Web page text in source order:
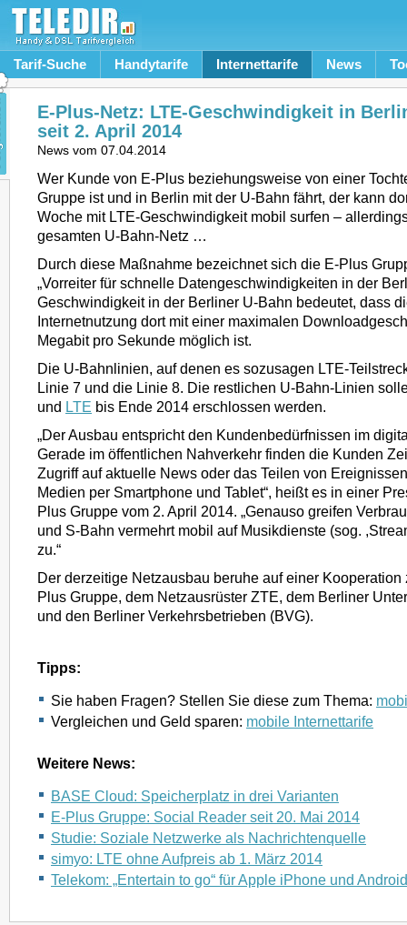
Tarif-Suche Handytarife Internettarife News
E-Plus-Netz: LTE-Geschwindigkeit in
seit 2. April 2014
News vom 07.04.2014
Wer Kunde von E-Plus beziehungsweise von einer
Gruppe ist und in Berlin mit der U-Bahn fährt, der kann
Woche mit LTE-Geschwindigkeit mobil surfen –
gesamten U-Bahn-Netz …
Durch diese Maßnahme bezeichnet sich die E-Plus
„Vorreiter für schnelle Datengeschwindigkeiten in der
Geschwindigkeit in der Berliner U-Bahn bedeutet, dass
Internetnutzung dort mit einer maximalen
Megabit pro Sekunde möglich ist.
Die U-Bahnlinien, auf denen es sozusagen LTE-
Linie 7 und die Linie 8. Die restlichen U-Bahn-Linien
und LTE bis Ende 2014 erschlossen werden.
„Der Ausbau entspricht den Kundenbedürfnissen im
Gerade im öffentlichen Nahverkehr finden die Kunden
Zugriff auf aktuelle News oder das Teilen von
Medien per Smartphone und Tablet“, heißt es in einer
Plus Gruppe vom 2. April 2014. „Genauso greifen
und S-Bahn vermehrt mobil auf Musikdienste (sog.
zu.“
Der derzeitige Netzausbau beruhe auf einer Kooperation
Plus Gruppe, dem Netzausrüster ZTE, dem Berliner
und den Berliner Verkehrsbetrieben (BVG).
Tipps:
Sie haben Fragen? Stellen Sie diese zum Thema:
Vergleichen und Geld sparen: mobile Internettarife
Weitere News:
BASE Cloud: Speicherplatz in drei Varianten
E-Plus Gruppe: Social Reader seit 20. Mai 2014
Studie: Soziale Netzwerke als Nachrichtenquelle
simyo: LTE ohne Aufpreis ab 1. März 2014
Telekom: „Entertain to go“ für Apple iPhone und